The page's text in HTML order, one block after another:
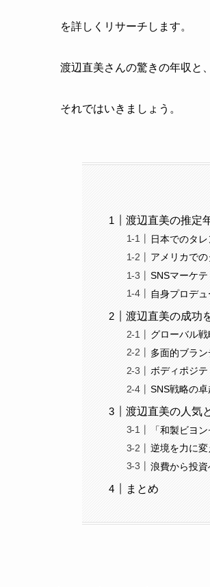
を詳しくリサーチします。
渡辺直美さんの驚きの年収と
それではいきましょう。
渡辺直美の推定
日本でのタ
アメリカでの
SNSマーケテ
自身プロデュ
渡辺直美の成功
グローバル
多面的ブラ
ボディポジ
SNS戦略の卓
渡辺直美の人気
「和製ビヨ
逆境を力に
浪費から投
まとめ